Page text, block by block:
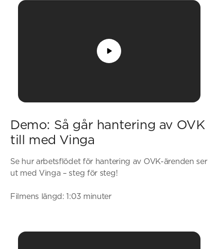
Demo: Så går hantering av OVK
till med Vinga
Se hur arbetsflödet för hantering av OVK-ärenden ser
ut med Vinga – steg för steg!
Filmens längd: 1:03 minuter